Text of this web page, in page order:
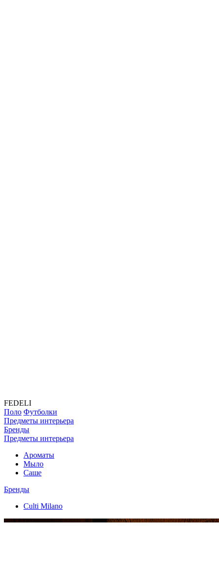
FEDELI
Поло Футболки
Предметы интерьера
Бренды
Предметы интерьера
Ароматы
Мыло
Саше
Бренды
Culti Milano